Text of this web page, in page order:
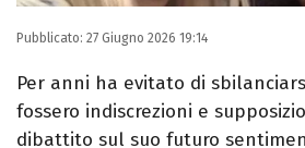
Pubblicato: 27 Giugno 2026 19:14
Per anni ha evitato di
fossero indiscrezioni e
dibattito sul suo futuro